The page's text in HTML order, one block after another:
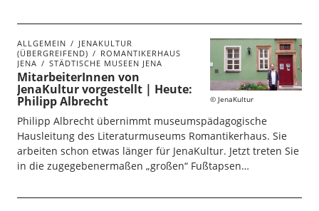
JenaKultur
ALLGEMEIN
JENAKULTUR
(ÜBERGREIFEND)
ROMANTIKERHAUS
JENA
STÄDTISCHE MUSEEN JENA
MitarbeiterInnen von
JenaKultur vorgestellt | Heute:
Philipp Albrecht
Philipp Albrecht übernimmt museumspädagogische
Hausleitung des Literaturmuseums Romantikerhaus. Sie
arbeiten schon etwas länger für JenaKultur. Jetzt treten Sie
in die zugegebenermaßen „großen“ Fußtapsen…